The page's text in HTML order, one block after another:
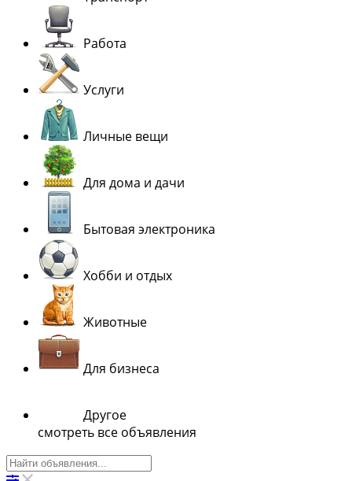
Работа
Услуги
Личные вещи
Для дома и дачи
Бытовая электроника
Хобби и отдых
Животные
Для бизнеса
Другое
смотреть все объявления